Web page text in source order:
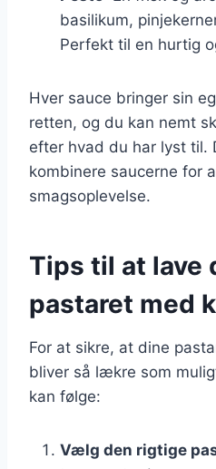
basilikum,
Perfekt til en hurtig
Hver sauce bringer sin
retten, og du kan nemt
efter hvad du har lyst til.
kombinere saucerne for
smagsoplevelse.
Tips til at lave
pastaret med
For at sikre, at dine
bliver så lækre som
kan følge:
Vælg den rigtige